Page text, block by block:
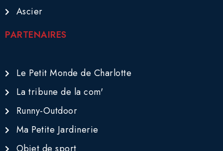
Ascier
PARTENAIRES
Le Petit Monde de Charlotte
La tribune de la com'
Runny-Outdoor
Ma Petite Jardinerie